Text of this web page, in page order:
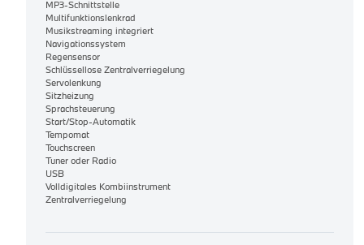
MP3-Schnittstelle
Multifunktionslenkrad
Musikstreaming integriert
Navigationssystem
Regensensor
Schlüssellose Zentralverriegelung
Servolenkung
Sitzheizung
Sprachsteuerung
Start/Stop-Automatik
Tempomat
Touchscreen
Tuner oder Radio
USB
Volldigitales Kombiinstrument
Zentralverriegelung